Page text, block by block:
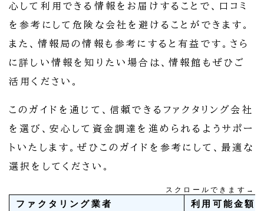
心して利用できる情報をお届けすることで、口コミ
を参考にして危険な会社を避けることができます。
また、情報局の情報も参考にすると有益です。さら
に詳しい情報を知りたい場合は、情報館もぜひご
活用ください。
このガイドを通じて、信頼できるファクタリング会社
を選び、安心して資金調達を進められるようサポー
トいたします。ぜひこのガイドを参考にして、最適な
選択をしてください。
スクロールできます→
ファクタリング業者
利用可能金額